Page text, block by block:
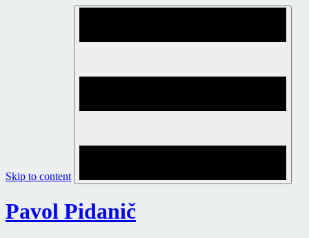
Skip to content
Pavol Pidanič